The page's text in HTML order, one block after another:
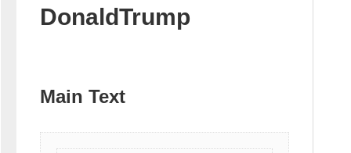
DonaldTrump
Main Text